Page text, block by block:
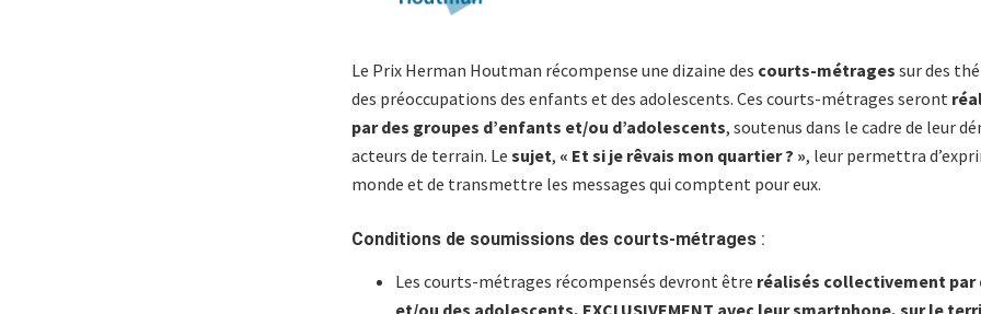
Le Prix Herman Houtman récompense une dizaine des courts-métrages sur des
des préoccupations des enfants et des adolescents. Ces courts-métrages seront
par des groupes d’enfants et/ou d’adolescents, soutenus dans le cadre de leur
acteurs de terrain. Le sujet, « Et si je rêvais mon quartier ? », leur permettra
monde et de transmettre les messages qui comptent pour eux.
Conditions de soumissions des courts-métrages :
Les courts-métrages récompensés devront être réalisés collectivement par